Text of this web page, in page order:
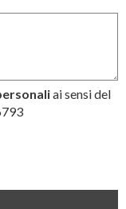
ai sensi del